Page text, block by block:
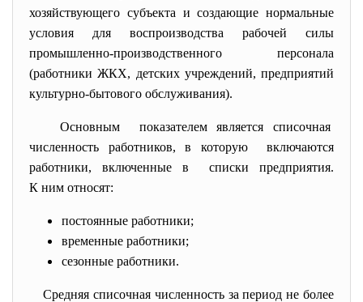
хозяйствующего субъекта и создающие нормальные
условия для воспроизводства рабочей силы
промышленно-производственного персонала
(работники ЖКХ, детских учреждений, предприятий
культурно-бытового обслуживания).
Основным показателем является списочная
численность работников, в которую включаются
работники, включенные в списки предприятия.
К ним относят:
постоянные работники;
временные работники;
сезонные работники.
Средняя списочная численность за период не более